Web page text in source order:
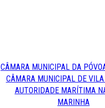
CÂMARA MUNICIPAL DA
CÂMARA MUNICIPAL DE VILA
AUTORIDADE MARÍTIMA
MARINHA